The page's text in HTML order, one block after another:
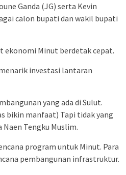
Ganda (JG) serta Kevin
calon bupati dan wakil bupati
ekonomi Minut berdetak cepat.
investasi lantaran
yang ada di Sulut.
bikin manfaat) Tapi tidak yang
Naen Tengku Muslim.
program untuk Minut. Para
pembangunan infrastruktur.